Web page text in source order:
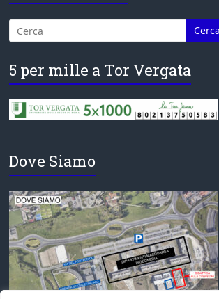
5 per mille a Tor Vergata
Dove Siamo